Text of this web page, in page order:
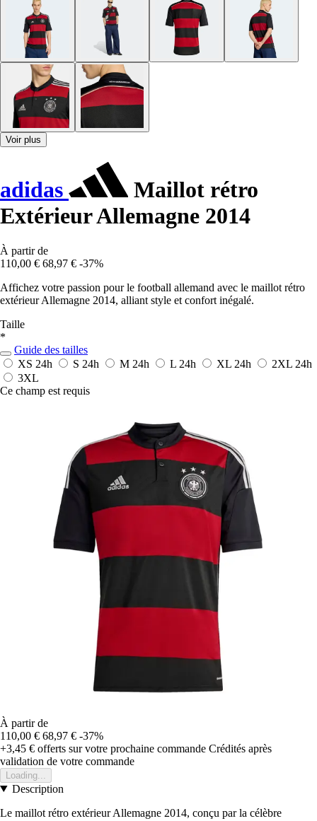
Voir plus
adidas
Maillot rétro
Extérieur Allemagne 2014
À partir de
110,00 € 68,97 € -37%
Affichez votre passion pour le football allemand avec le maillot rétro
extérieur Allemagne 2014, alliant style et confort inégalé.
Taille
*
Guide des tailles
XS 24h S 24h M 24h L 24h XL 24h 2XL 24h
3XL
Ce champ est requis
À partir de
110,00 € 68,97 € -37%
+3,45 € offerts sur votre prochaine commande Crédités après
validation de votre commande
Loading...
Description
Le maillot rétro extérieur Allemagne 2014, conçu par la célèbre